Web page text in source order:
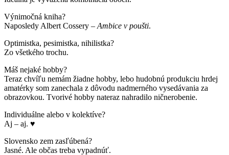
Výnimočná kniha?
Naposledy Albert Cossery – Ambice v poušti.
Optimistka, pesimistka, nihilistka?
Zo všetkého trochu.
Máš nejaké hobby?
Teraz chvíľu nemám žiadne hobby, lebo hudobnú produkciu hrdej
amatérky som zanechala z dôvodu nadmerného vysedávania za
obrazovkou. Tvorivé hobby nateraz nahradilo ničnerobenie.
Individuálne alebo v kolektíve?
Aj – aj. ♥
Slovensko zem zasľúbená?
Jasné. Ale občas treba vypadnúť.